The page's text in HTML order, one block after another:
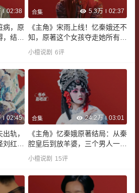
02:38
病，原
结局
合集 5.3万 02:37
《主角》宋雨上线！忆秦娥还不
知，原著这个女孩夺走她所有荣
誉丨书中剧有戏
小檀说剧 6评
02:45
轨，
红兵
合集 24.2万 03:01
《主角》忆秦娥原著结局：从秦
腔皇后到放羊婆，三个男人一个
比一个惨丨书中剧有戏
小檀说剧 15评